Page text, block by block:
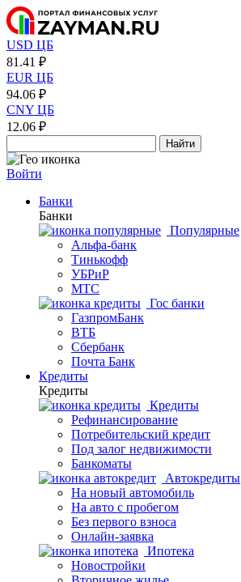
USD ЦБ
81.41 ₽
EUR ЦБ
94.06 ₽
CNY ЦБ
12.06 ₽
Найти
Войти
Банки
Банки
Популярные
Альфа-банк
Тинькофф
УБРиР
МТС
Гос банки
ГазпромБанк
ВТБ
Сбербанк
Почта Банк
Кредиты
Кредиты
Кредиты
Рефинансирование
Потребительский кредит
Под залог недвижимости
Банкоматы
Автокредиты
На новый автомобиль
На авто с пробегом
Без первого взноса
Онлайн-заявка
Ипотека
Новостройки